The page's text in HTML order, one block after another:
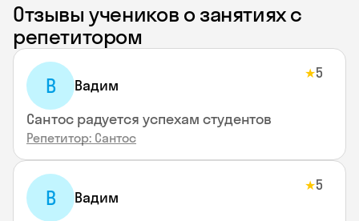
Отзывы учеников о занятиях с
репетитором
В Вадим
★5
Сантос радуется успехам студентов
Репетитор: Сантос
В Вадим
★5